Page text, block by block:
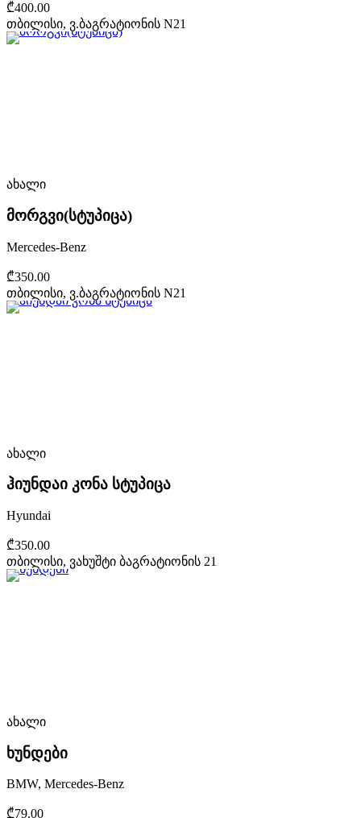
₾400.00
თბილისი, ვ.ბაგრატიონის N21
ახალი
მორგვი(სტუპიცა)
Mercedes-Benz
₾350.00
თბილისი, ვ.ბაგრატიონის N21
ახალი
ჰიუნდაი კონა სტუპიცა
Hyundai
₾350.00
თბილისი, ვახუშტი ბაგრატიონის 21
ახალი
ხუნდები
BMW, Mercedes-Benz
₾79.00